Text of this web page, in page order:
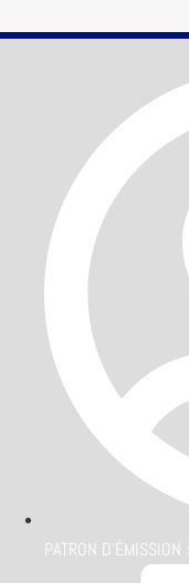
PATRON D'ÉMISSION :